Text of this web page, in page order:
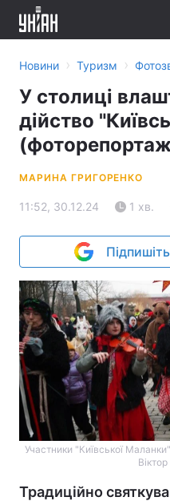
Новини › Туризм ›
У столиці
дійство
МАРИНА ГРИГОРЕНКО
11:52, 30.12.24 1 хв.
Участники "Київської
Традиційно